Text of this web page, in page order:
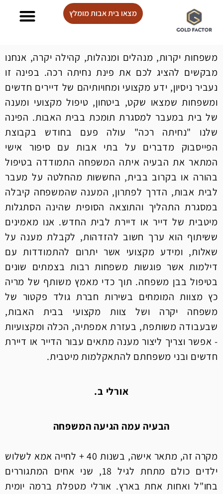
מצאו בית אבות מומלץ
משפחות יקרות, מנהלים ומנהלות, קהילה יקרה, אנחנו
מבקשים להציג לכם את פינת נחיתה רכה. בפינה זו
נעביר ניסיון, ידע מקצועי ומחויותיהם של דיירים חדשים
ומשפחות שמצאו שקט, ביטחון, טיפול מקצועי ומענה
של בית במעבר למסגרת תומכת בבית האבות. הפינה
שלנו "נחיתה רכה" עולה פעם בחודש בקבוצת
הפייסבוק מדברים על בתי אבות עם סיפור אישי
המתאר את הבעיה איתה המשפחה התמודדה בטיפול
בהורה או בקרוב בבית, החששות מהחלטה על מעבר
לבית אבות, הדרך לפתרון, המענה שהמשפחה קיבלה
במסגרת התהליך והתוצאה הסופית שהינה הסתגלות
מיטבית של דייר או דיירת לבית החדש. אנו מאמינים
ששיתוף הוא ערך חשוב להזדהות, לקבלת מענה על
שאלות, ומידע מקצועי אשר יתרום להתמודדות עם
דילמות אשר פוגשות משפחות רבות בצמתים שונים
בטיפול בבן משפחה. תוך כדי מאמץ משותף של מריה
כץ מצוות המומחים בשירות חברת גולד פקטור של
משפחה יקרה ושל צוות מקצועי בבית האבות,
שבעבודה משותפת, בעזרת אמפתיה, הכלה ומקצועיות
- אפשר וצריך ליצור מענה מתאים עבור הדייר או דיירת
חדשים ובני משפחתם להתאקלמות מיטבית.
אורלי ב.
הבעיה עמה הגיעה המשפחה
מקרה זה, מתאר אישה, בשנות 40 + לחייה אמא לשלוש
ילדים כולם מתחת לגיל 18, שני אחים המתגוררים
בחו"ל ואחות אחת בארץ. אורלי מטפלת ברמה יומית